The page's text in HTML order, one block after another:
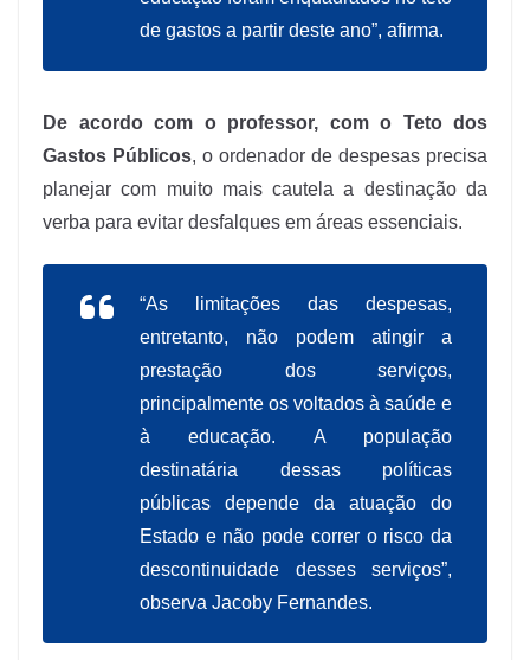
de gastos a partir deste ano”, afirma.
De acordo com o professor, com o Teto dos
Gastos Públicos, o ordenador de despesas precisa
planejar com muito mais cautela a destinação da
verba para evitar desfalques em áreas essenciais.
“As limitações das despesas,
entretanto, não podem atingir a
prestação dos serviços,
principalmente os voltados à saúde e
à educação. A população
destinatária dessas políticas
públicas depende da atuação do
Estado e não pode correr o risco da
descontinuidade desses serviços”,
observa Jacoby Fernandes.